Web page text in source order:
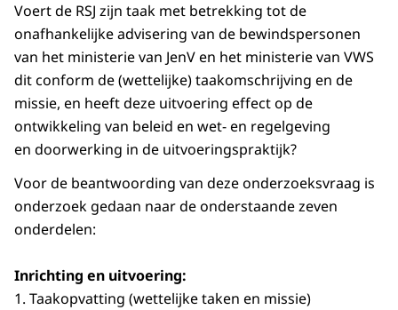
Voert de RSJ zijn taak met betrekking tot de
onafhankelijke advisering van de bewindspersonen
van het ministerie van JenV en het ministerie van VWS
dit conform de (wettelijke) taakomschrijving en de
missie, en heeft deze uitvoering effect op de
ontwikkeling van beleid en wet- en regelgeving
en doorwerking in de uitvoeringspraktijk?
Voor de beantwoording van deze onderzoeksvraag is
onderzoek gedaan naar de onderstaande zeven
onderdelen:
Inrichting en uitvoering:
1. Taakopvatting (wettelijke taken en missie)